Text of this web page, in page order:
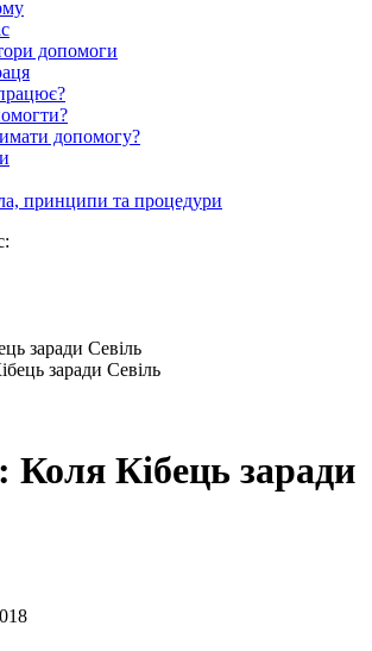
допомоги
допомогу?
принципи та процедури
заради Севіль
Кібець заради